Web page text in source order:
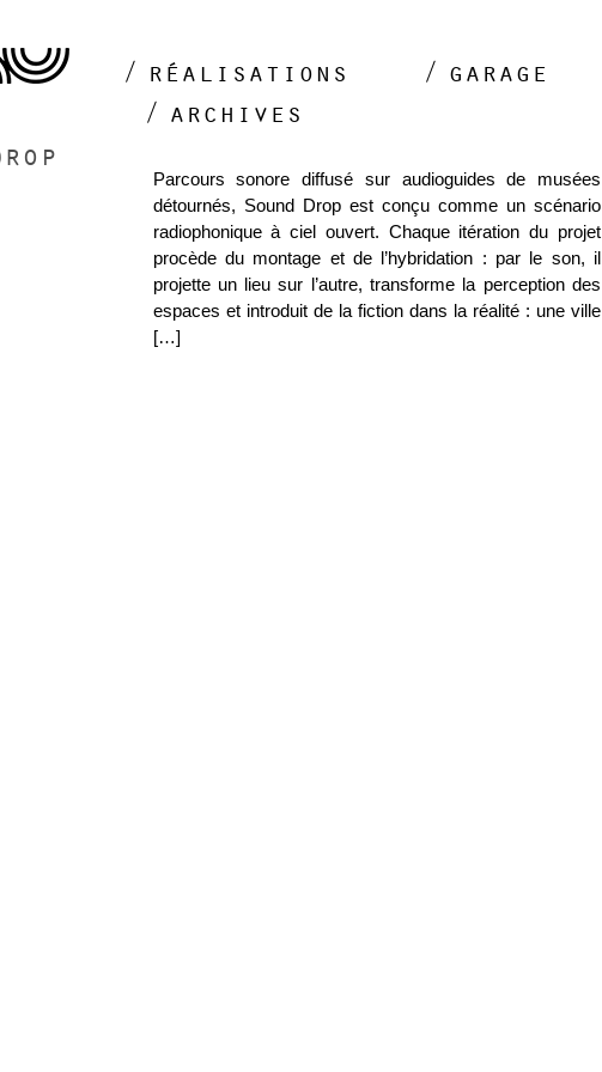
réalisations garage
archives
Parcours sonore diffusé sur audioguides de musées
détournés, Sound Drop est conçu comme un scénario
radiophonique à ciel ouvert. Chaque itération du projet
procède du montage et de l’hybridation : par le son, il
projette un lieu sur l’autre, transforme la perception des
espaces et introduit de la fiction dans la réalité : une ville
[…]